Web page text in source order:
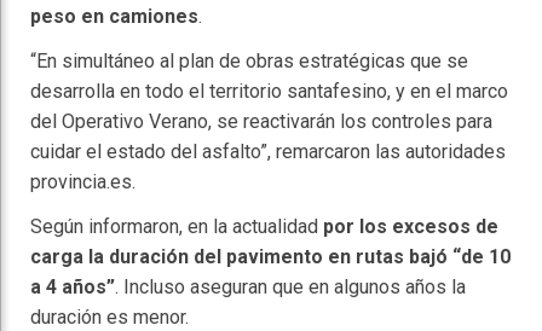
peso en camiones.
“En simultáneo al plan de obras estratégicas que se
desarrolla en todo el territorio santafesino, y en el marco
del Operativo Verano, se reactivarán los controles para
cuidar el estado del asfalto”, remarcaron las autoridades
provincia.es.
Según informaron, en la actualidad por los excesos de
carga la duración del pavimento en rutas bajó “de 10
a 4 años”. Incluso aseguran que en algunos años la
duración es menor.